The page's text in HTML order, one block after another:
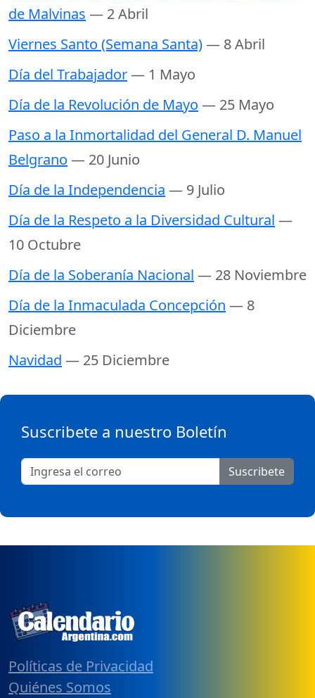
de Malvinas — 2 Abril
Viernes Santo (Semana Santa)— 8 Abril
Día del Trabajador— 1 Mayo
Día de la Revolución de Mayo — 25 Mayo
Paso a la Inmortalidad del General D. Manuel
Belgrano — 20 Junio
Día de la Independencia — 9 Julio
Día de la Respeto a la Diversidad Cultural —
10 Octubre
Día de la Soberanía Nacional — 28 Noviembre
Día de la Inmaculada Concepción — 8
Diciembre
Navidad — 25 Diciembre
Suscribete a nuestro Boletín
Suscribete
Políticas de Privacidad
Quiénes Somos